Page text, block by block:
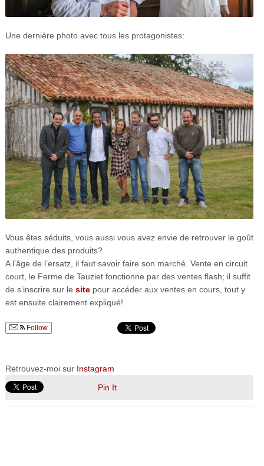
Une dernière photo avec tous les protagonistes:
Vous êtes séduits, vous aussi vous avez envie de retrouver le goût
authentique des produits?
A l’âge de l’ersatz, il faut savoir faire son marché. Vente en circuit
court, le Ferme de Tauziet fonctionne par des ventes flash; il suffit
de s’inscrire sur le sitepour accéder aux ventes en cours, tout y
est ensuite clairement expliqué!
Follow
Retrouvez-moi sur Instagram
Pin It